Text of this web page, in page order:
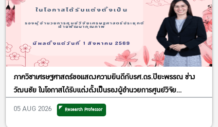
ภาควิชาเศรษฐศาสตร์ขอแสดงความยินดีกับรศ.ดร.ปิยะพรรณ ช่าง
วัฒนชัย ในโอกาสได้รับแต่งตั้งเป็นรองผู้อำนวยการศูนย์วิจัย
เศรษฐศาสตร์ประยุกต์ ฝ่ายพัฒนาคุณภาพ
05 AUG 2026 Research Professor